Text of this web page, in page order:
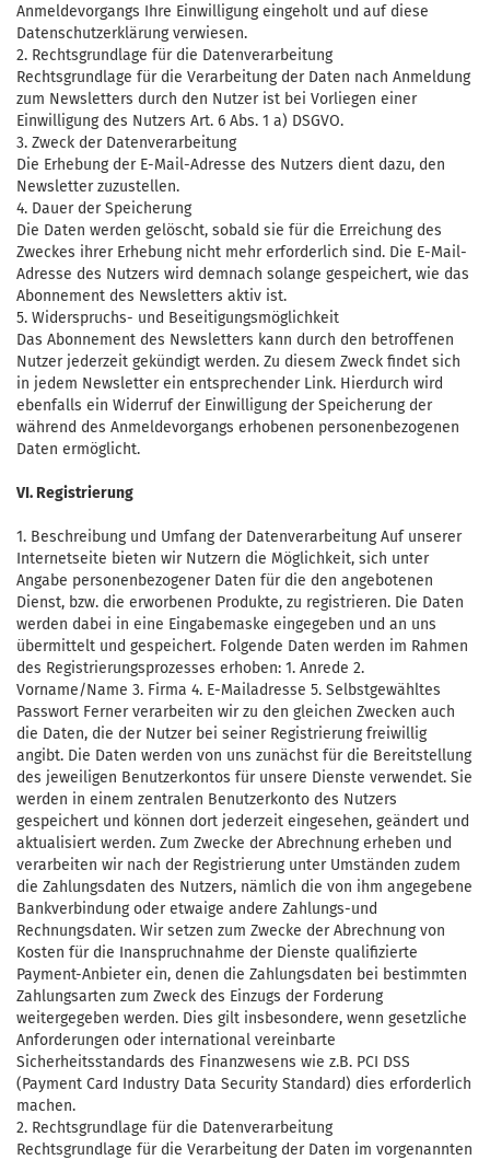
Anmeldevorgangs Ihre Einwilligung eingeholt und auf diese
Datenschutzerklärung verwiesen.
2. Rechtsgrundlage für die Datenverarbeitung
Rechtsgrundlage für die Verarbeitung der Daten nach Anmeldung
zum Newsletters durch den Nutzer ist bei Vorliegen einer
Einwilligung des Nutzers Art. 6 Abs. 1 a) DSGVO.
3. Zweck der Datenverarbeitung
Die Erhebung der E-Mail-Adresse des Nutzers dient dazu, den
Newsletter zuzustellen.
4. Dauer der Speicherung
Die Daten werden gelöscht, sobald sie für die Erreichung des
Zweckes ihrer Erhebung nicht mehr erforderlich sind. Die E-Mail-
Adresse des Nutzers wird demnach solange gespeichert, wie das
Abonnement des Newsletters aktiv ist.
5. Widerspruchs- und Beseitigungsmöglichkeit
Das Abonnement des Newsletters kann durch den betroffenen
Nutzer jederzeit gekündigt werden. Zu diesem Zweck findet sich
in jedem Newsletter ein entsprechender Link. Hierdurch wird
ebenfalls ein Widerruf der Einwilligung der Speicherung der
während des Anmeldevorgangs erhobenen personenbezogenen
Daten ermöglicht.
VI. Registrierung
1. Beschreibung und Umfang der Datenverarbeitung Auf unserer
Internetseite bieten wir Nutzern die Möglichkeit, sich unter
Angabe personenbezogener Daten für die den angebotenen
Dienst, bzw. die erworbenen Produkte, zu registrieren. Die Daten
werden dabei in eine Eingabemaske eingegeben und an uns
übermittelt und gespeichert. Folgende Daten werden im Rahmen
des Registrierungsprozesses erhoben: 1. Anrede 2.
Vorname/Name 3. Firma 4. E-Mailadresse 5. Selbstgewähltes
Passwort Ferner verarbeiten wir zu den gleichen Zwecken auch
die Daten, die der Nutzer bei seiner Registrierung freiwillig
angibt. Die Daten werden von uns zunächst für die Bereitstellung
des jeweiligen Benutzerkontos für unsere Dienste verwendet. Sie
werden in einem zentralen Benutzerkonto des Nutzers
gespeichert und können dort jederzeit eingesehen, geändert und
aktualisiert werden. Zum Zwecke der Abrechnung erheben und
verarbeiten wir nach der Registrierung unter Umständen zudem
die Zahlungsdaten des Nutzers, nämlich die von ihm angegebene
Bankverbindung oder etwaige andere Zahlungs-und
Rechnungsdaten. Wir setzen zum Zwecke der Abrechnung von
Kosten für die Inanspruchnahme der Dienste qualifizierte
Payment-Anbieter ein, denen die Zahlungsdaten bei bestimmten
Zahlungsarten zum Zweck des Einzugs der Forderung
weitergegeben werden. Dies gilt insbesondere, wenn gesetzliche
Anforderungen oder international vereinbarte
Sicherheitsstandards des Finanzwesens wie z.B. PCI DSS
(Payment Card Industry Data Security Standard) dies erforderlich
machen.
2. Rechtsgrundlage für die Datenverarbeitung
Rechtsgrundlage für die Verarbeitung der Daten im vorgenannten